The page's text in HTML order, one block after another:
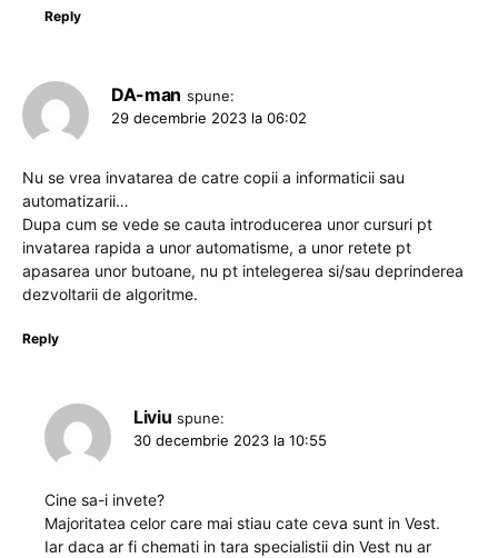
Reply
DA-man spune:
29 decembrie 2023 la 06:02
Nu se vrea invatarea de catre copii a informaticii sau
automatizarii…
Dupa cum se vede se cauta introducerea unor cursuri pt
invatarea rapida a unor automatisme, a unor retete pt
apasarea unor butoane, nu pt intelegerea si/sau deprinderea
dezvoltarii de algoritme.
Reply
Liviu spune:
30 decembrie 2023 la 10:55
Cine sa-i invete?
Majoritatea celor care mai stiau cate ceva sunt in Vest.
Iar daca ar fi chemati in tara specialistii din Vest nu ar